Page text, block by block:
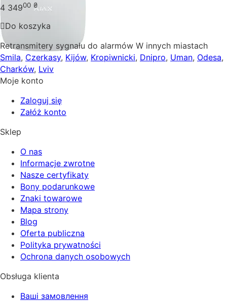
4 34900 ₴
Do koszyka
Retransmitery sygnału do alarmów W innych miastach
Smila, Czerkasy, Kijów, Kropiwnicki, Dnipro, Uman, Odesa,
Charków, Lviv
Moje konto
Zaloguj się
Załóż konto
Sklep
O nas
Informacje zwrotne
Nasze certyfikaty
Bony podarunkowe
Znaki towarowe
Mapa strony
Blog
Oferta publiczna
Polityka prywatności
Ochrona danych osobowych
Obsługa klienta
Ваші замовлення